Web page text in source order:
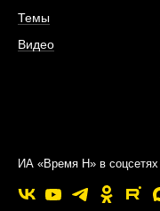
Темы
Видео
ИА «Время Н» в соцсетях